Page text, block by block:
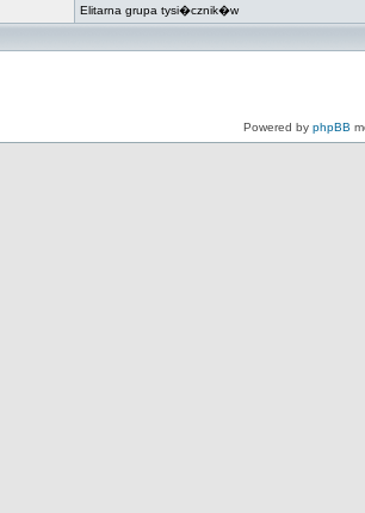
Elitarna grupa tysi�cznik�w
Powered by phpBB